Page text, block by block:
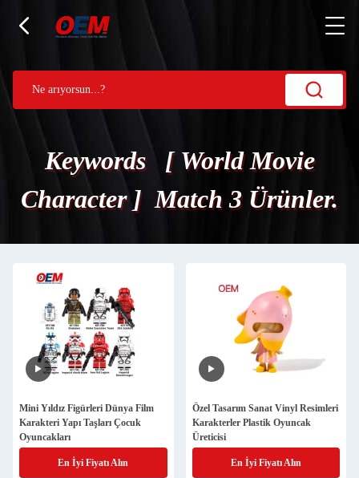
Keywords [ World Movie
Character ] Match 3 Ürünler.
Mini Yıldız Figürleri Dünya Film
Karakteri Yapı Taşları Çocuk
Oyuncakları
En İyi Fiyatı Alın
Özel Tasarım Sanat Vinyl Resimleri
Karakterler Plastik Oyuncak
Üreticisi
En İyi Fiyatı Alın